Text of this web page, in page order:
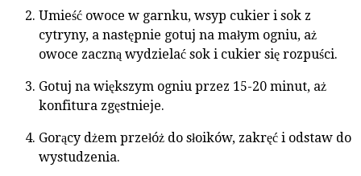
Umieść owoce w garnku, wsyp cukier i sok z
cytryny, a następnie gotuj na małym ogniu, aż
owoce zaczną wydzielać sok i cukier się rozpuści.
Gotuj na większym ogniu przez 15-20 minut, aż
konfitura zgęstnieje.
Gorący dżem przełóż do słoików, zakręć i odstaw do
wystudzenia.